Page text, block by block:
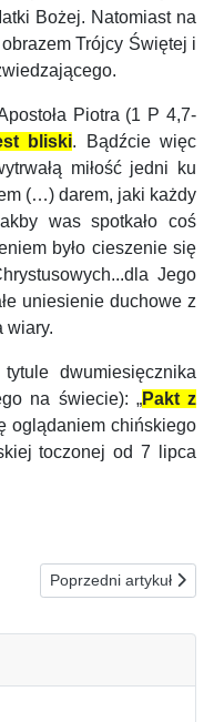
Bożej. Natomiast na
Trójcy Świętej i
Piotra (1 P 4,7-
bliski. Bądźcie więc
miłość jedni ku
(…) darem, jaki każdy
was spotkało coś
było cieszenie się
Jego
uniesienie duchowe z
wiary.
dwumiesięcznika
na świecie): „Pakt z
oglądaniem chińskiego
toczonej od 7 lipca
KTÓRZY MAJĄ
Następna strona:
Poprzedni artykuł